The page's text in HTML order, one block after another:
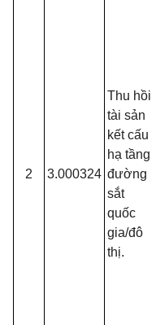
2 3.000324
Thu hồi
tài sản
kết cấu
hạ tầng
đường
sắt
quốc
gia/đô
thị.